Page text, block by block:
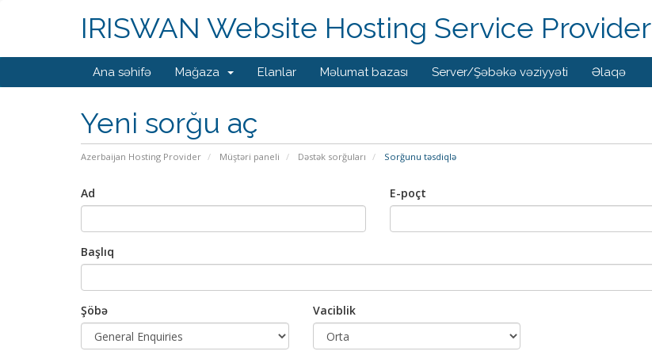
IRISWAN Website Hosting Service Provider
Ana səhifə Mağaza Elanlar Məlumat bazası Server/Şəbəkə vəziyyəti Əlaqə
Yeni sorğu aç
Azerbaijan Hosting Provider Müştəri paneli Dəstək sorğuları Sorğunu təsdiqlə
Ad E-poçt
Başlıq
Şöbə Vaciblik